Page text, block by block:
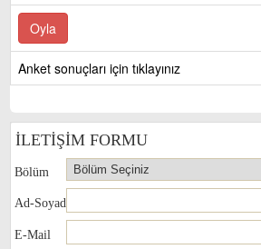
Anket sonuçları için tıklayınız
İLETİŞİM FORMU
Bölüm
Ad-Soyad
E-Mail